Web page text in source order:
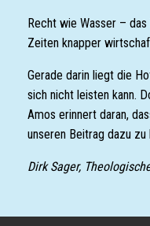
Recht wie Wasser –
Zeiten knapper
Gerade darin liegt die
sich nicht leisten kann.
Amos erinnert daran,
unseren Beitrag dazu
Dirk Sager,